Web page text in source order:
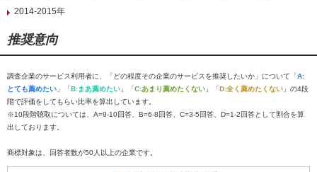
2014-2015年
推奨意向
調査企業のサービス利用者に、「どの程度その企業のサービスを推奨したいか」について「A:
とても薦めたい 」「B:まあ薦めたい 」「C:あまり薦めたくない 」「D:全く薦めたくない 」の4段
階で評価をしてもらい比率を算出しています。
※10段階聴取については、A=9-10回答、B=6-8回答、C=3-5回答、D=1-2回答として割合を算
出しております。
商標対象は、回答者数が50人以上の企業です。